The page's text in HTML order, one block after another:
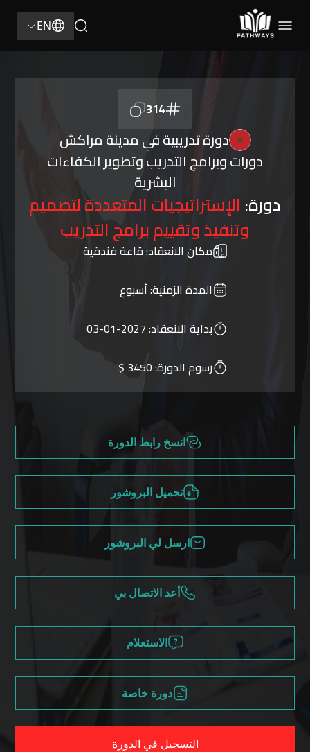
EN
314
دورة تدريبية في مدينة مراكش
دورات وبرامج التدريب وتطوير الكفاءات
البشرية
دورة: الإستراتيجيات المتعددة لتصميم
وتنفيذ وتقييم برامج التدريب
مكان الانعقاد:قاعة فندقية
المدة الزمنية:أسبوع
بداية الانعقاد:2027-01-03
رسوم الدورة:3450 $
انسخ رابط الدورة
تحميل البروشور
ارسل لي البروشور
أعد الاتصال بي
الاستعلام
دورة خاصة
التسجيل في الدورة